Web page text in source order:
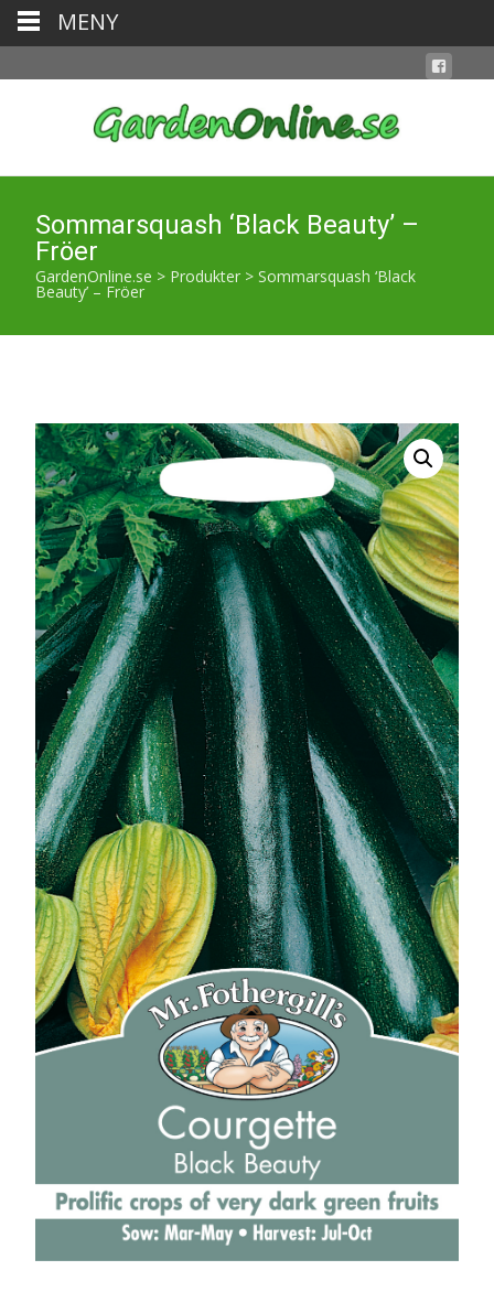
Sommarsquash ‘Black Beauty’ –
Fröer
GardenOnline.se > Produkter > Sommarsquash ‘Black
Beauty’ – Fröer
MENY